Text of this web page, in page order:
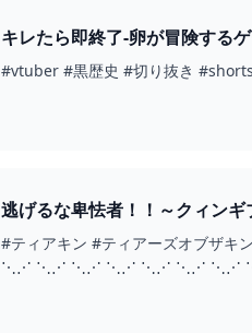
キレたら即終了-卵が冒険する
逃げるな卑怯者！！～クィン
#ティアキン #ティアーズオブ
⋱⋰ ⋱⋰ ⋱⋰ ⋱⋰ ⋱⋰ ⋱⋰ ⋱⋰